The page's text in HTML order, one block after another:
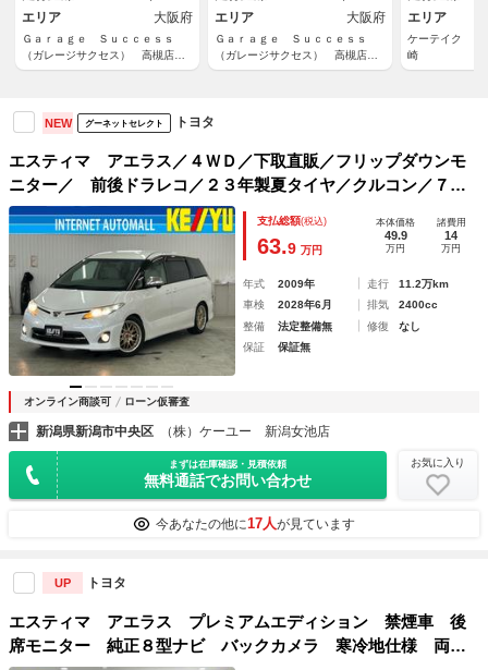
エリア
大阪府
Ｇａｒａｇｅ Ｓｕｃｃｅｓｓ
（ガレージサクセス） 高槻店
アルファード・ヴェルファイア・
エリア
大阪府
Ｇａｒａｇｅ Ｓｕｃｃｅｓｓ
（ガレージサクセス） 高槻店
アルファード・ヴェルファイア・
エリア
ケーテイク ミ
崎
NEW グーネットセレクト トヨタ
エスティマ アエラス／４ＷＤ／下取直販／フリップダウンモ
ニター／ 前後ドラレコ／２３年製夏タイヤ／クルコン／７イ
ンチナビ／ＤＶＤ／地デジ／バックカメラ／ＥＴＣ／ＨＩＤラ
イト／パワスラ／１８インチＡＷ／スマートキー／プッシュス
タート／禁煙車／ウッドコンビステア
支払総額(税込)
63.9 万円
本体価格
49.9
万円
諸費用
14
万円
年式 2009年 走行
11.2万km
車検
2028年6月 排気
2400cc
整備
法定整備無 修復
なし
保証
保証無
オンライン商談可 ローン仮審査
新潟県新潟市中央区 （株）ケーユー 新潟女池店
まずは在庫確認・見積依頼
無料通話でお問い合わせ
お気に入り
今あなたの他に17人が見ています
UP トヨタ
エスティマ アエラス プレミアムエディション 禁煙車 後
席モニター 純正８型ナビ バックカメラ 寒冷地仕様 両側